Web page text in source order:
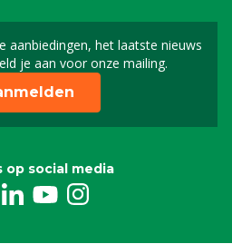
aanbiedingen, het laatste nieuws
je aan voor onze mailing.
Schrijf je in voor onze
op social media